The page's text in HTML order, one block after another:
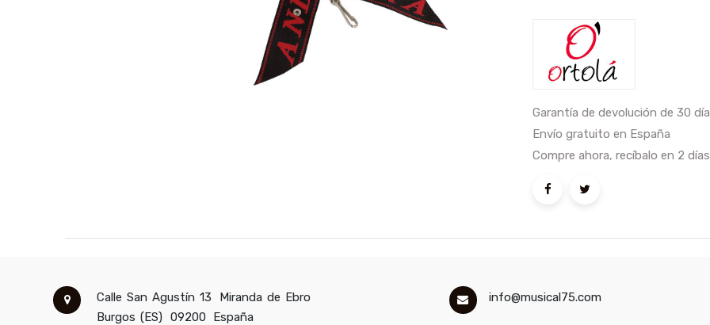
Garantía de devolución de 30
Envío gratuito en España
Compre ahora, recíbalo en 2
Calle San Agustín 13
Miranda de Ebro
Burgos (ES) 09200 España
info@musical75.com